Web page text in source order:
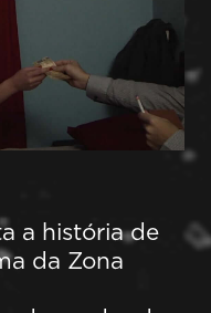
a história de
da Zona